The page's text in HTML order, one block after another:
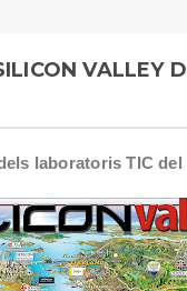
VALLEY
laboratoris TIC